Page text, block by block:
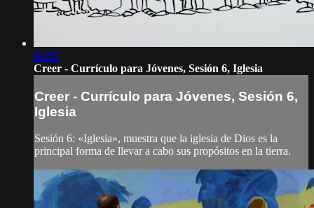
02:57
Creer - Currículo para Jóvenes, Sesión 6, Iglesia
Creer - Currículo para Jóvenes, Sesión 6,
Iglesia
Sesión 6: «Iglesia», muestra que la iglesia de Dios es la
principal forma de llevar a cabo sus propósitos en la tierra.